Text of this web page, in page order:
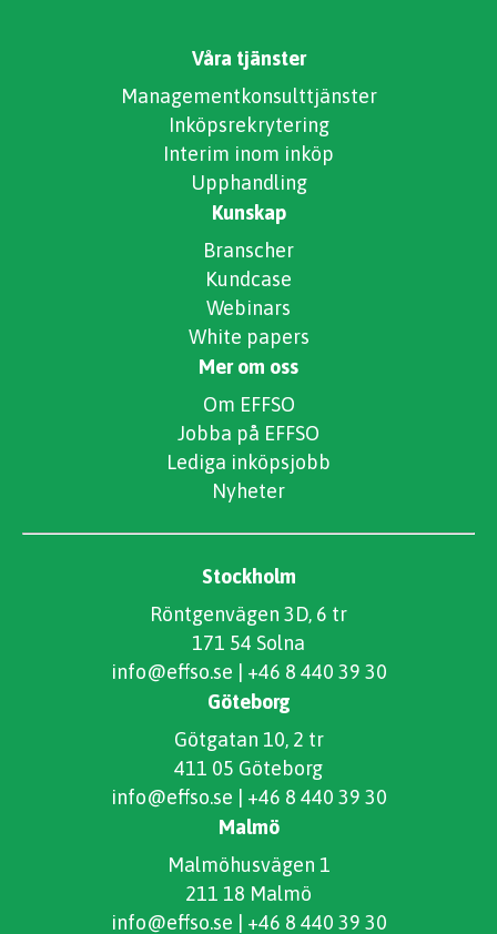
Våra tjänster
Managementkonsulttjänster
Inköpsrekrytering
Interim inom inköp
Upphandling
Kunskap
Branscher
Kundcase
Webinars
White papers
Mer om oss
Om EFFSO
Jobba på EFFSO
Lediga inköpsjobb
Nyheter
Stockholm
Röntgenvägen 3D, 6 tr
171 54 Solna
info@effso.se
+46 8 440 39 30
Göteborg
Götgatan 10, 2 tr
411 05 Göteborg
info@effso.se
+46 8 440 39 30
Malmö
Malmöhusvägen 1
211 18 Malmö
info@effso.se
+46 8 440 39 30